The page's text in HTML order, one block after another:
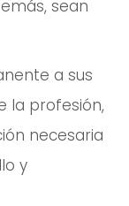
sean
a sus
la profesión,
necesaria
y